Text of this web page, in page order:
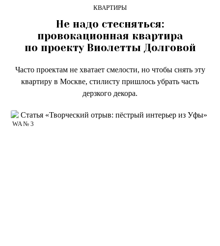
КВАРТИРЫ
Не надо стесняться:
провокационная квартира
по проекту Виолетты Долговой
Часто проектам не хватает смелости, но чтобы снять эту
квартиру в Москве, стилисту пришлось убрать часть
дерзкого декора.
WA № 3